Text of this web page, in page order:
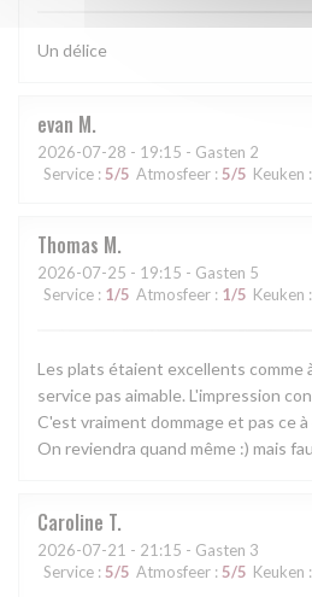
Un délice
evan M
2026-07-28 - 19:15 - Gasten 2
Service : 5/5 Atmosfeer : 5/5 Keuken :
Thomas M
2026-07-25 - 19:15 - Gasten 5
Service : 1/5 Atmosfeer : 1/5 Keuken :
Les plats étaient excellents comme
service pas aimable. L'impression
C'est vraiment dommage et pas ce
On reviendra quand même :) mais
Caroline T
2026-07-21 - 21:15 - Gasten 3
Service : 5/5 Atmosfeer : 5/5 Keuken :